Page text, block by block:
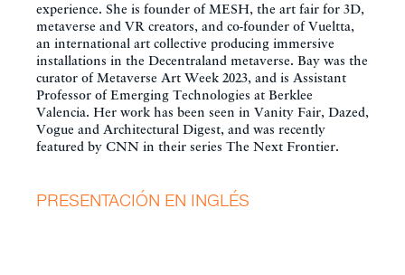
experience. She is founder of MESH, the art fair for 3D,
metaverse and VR creators, and co-founder of Vueltta,
an international art collective producing immersive
installations in the Decentraland metaverse. Bay was the
curator of Metaverse Art Week 2023, and is Assistant
Professor of Emerging Technologies at Berklee
Valencia. Her work has been seen in Vanity Fair, Dazed,
Vogue and Architectural Digest, and was recently
featured by CNN in their series The Next Frontier.
PRESENTACIÓN EN INGLÉS